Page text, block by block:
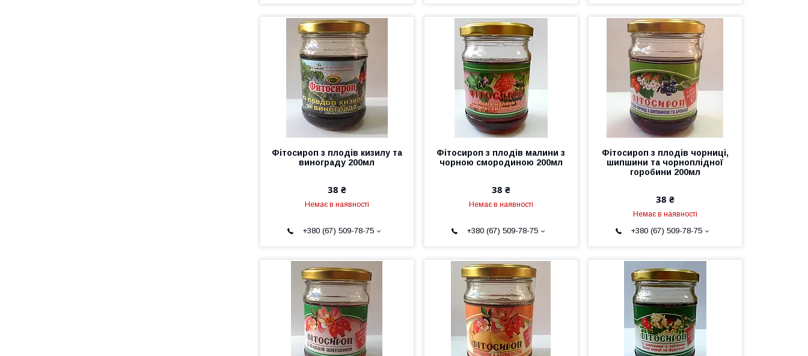
Фітосироп з плодів кизилу та
винограду 200мл
38 ₴
Немає в наявності
+380 (67) 509-78-75
Фітосироп з плодів малини з
чорною смородиною 200мл
38 ₴
Немає в наявності
+380 (67) 509-78-75
Фітосироп з плодів чорниці,
шипшини та чорноплідної
горобини 200мл
38 ₴
Немає в наявності
+380 (67) 509-78-75